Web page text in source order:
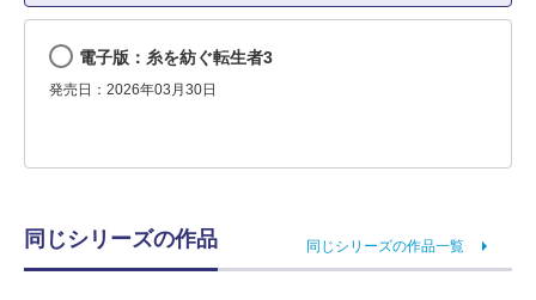
電子版：糸を紡ぐ転生者3
発売日：2026年03月30日
同じシリーズの作品 同じシリーズの作品一覧